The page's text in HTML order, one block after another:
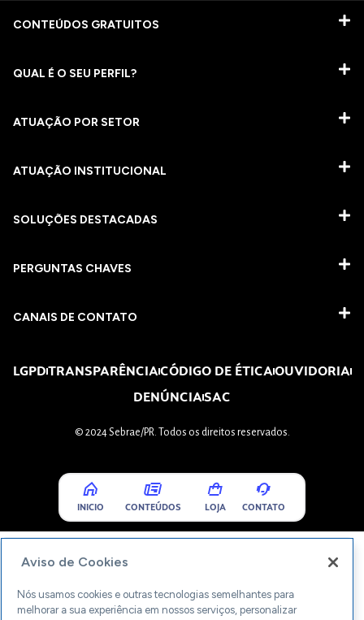
CONTEÚDOS GRATUITOS
QUAL É O SEU PERFIL?
ATUAÇÃO POR SETOR
ATUAÇÃO INSTITUCIONAL
SOLUÇÕES DESTACADAS
PERGUNTAS CHAVES​
CANAIS DE CONTATO
LGPDTRANSPARÊNCIACÓDIGO DE ÉTICAOUVIDORIA
DENÚNCIASAC
© 2024 Sebrae/PR. Todos os direitos reservados.
INICIO CONTEÚDOS LOJA CONTATO
Aviso de Cookies
Nós usamos cookies e outras tecnologias semelhantes para
melhorar a sua experiência em nossos serviços, personalizar